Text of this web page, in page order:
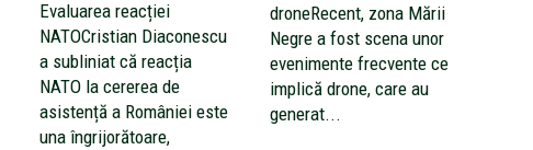
Evaluarea reacției
NATOCristian Diaconescu
a subliniat că reacția
NATO la cererea de
asistență a României este
una îngrijorătoare,
droneRecent, zona Mării
Negre a fost scena unor
evenimente frecvente ce
implică drone, care au
generat...